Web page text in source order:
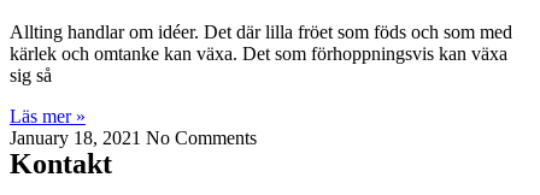
Allting handlar om idéer. Det där lilla fröet som föds och som med
kärlek och omtanke kan växa. Det som förhoppningsvis kan växa
sig så
Läs mer »
January 18, 2021 No Comments
Kontakt